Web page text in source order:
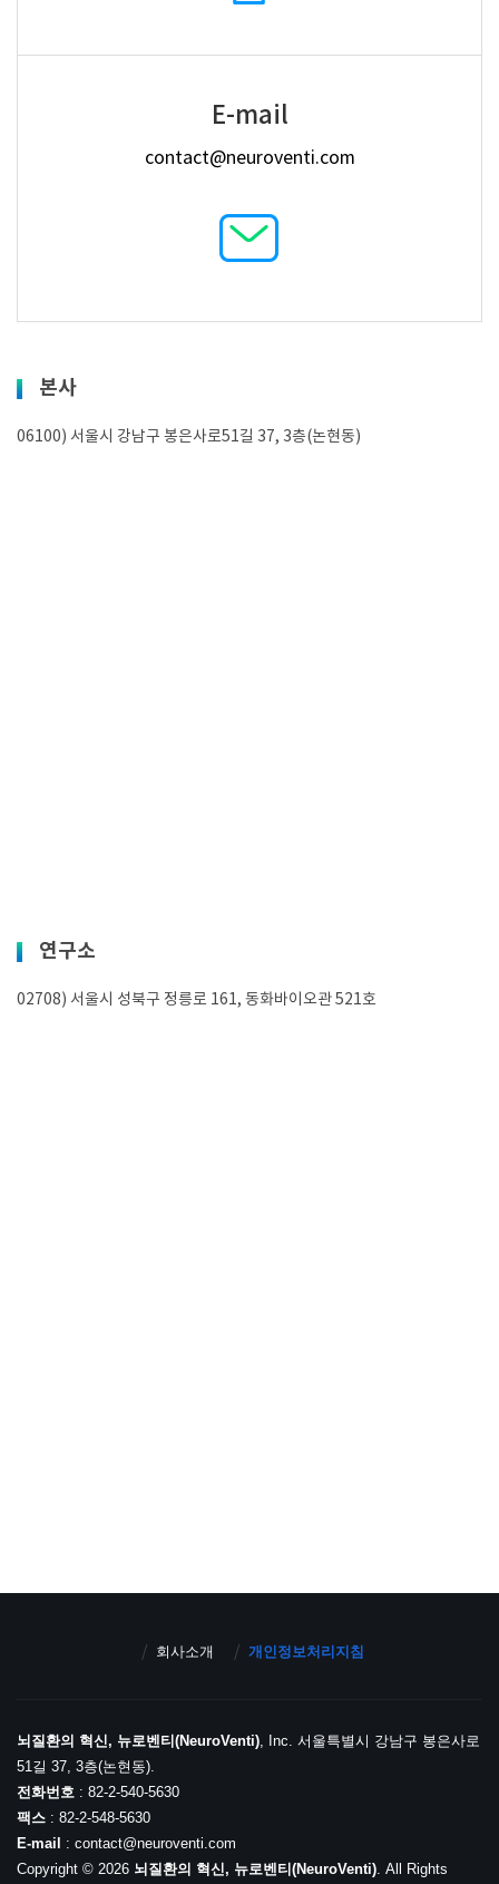
E-mail
contact@neuroventi.com
본사
06100) 서울시 강남구 봉은사로51길 37, 3층(논현동)
연구소
02708) 서울시 성북구 정릉로 161, 동화바이오관 521호
회사소개 개인정보처리지침
뇌질환의 혁신, 뉴로벤티(NeuroVenti), Inc. 서울특별시 강남구 봉은사로
51길 37, 3층(논현동).
전화번호 : 82-2-540-5630
팩스 : 82-2-548-5630
E-mail
: contact@neuroventi.com
Copyright © 2026 뇌질환의 혁신, 뉴로벤티(NeuroVenti). All Rights